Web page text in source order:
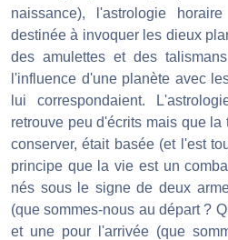
naissance), l'astrologie
destinée à invoquer les dieux
des amulettes et des
l'influence d'une planète avec
lui correspondaient.
retrouve peu d'écrits mais que
conserver, était basée (et l'est
principe que la vie est un
nés sous le signe de deux
(que sommes-nous au départ ?
et une pour l'arrivée (que